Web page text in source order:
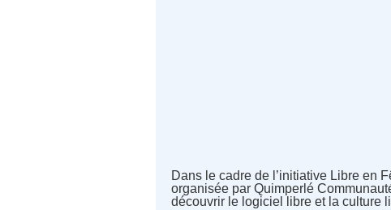
Dans le cadre de l’initiative Libre en
organisée par Quimperlé
découvrir le logiciel libre et la culture